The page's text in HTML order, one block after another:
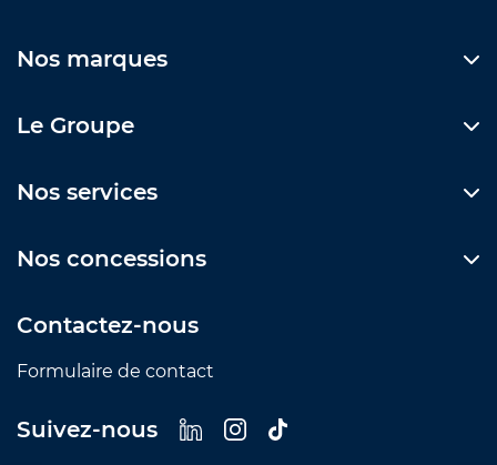
Nos marques
Le Groupe
Nos services
Nos concessions
Contactez-nous
Formulaire de contact
Suivez-nous